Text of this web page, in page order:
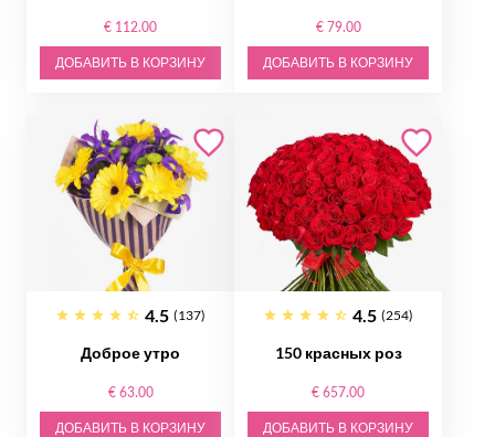
€ 112.00
ДОБАВИТЬ В КОРЗИНУ
€ 79.00
ДОБАВИТЬ В КОРЗИНУ
4.5 (137)
Доброе утро
€ 63.00
ДОБАВИТЬ В КОРЗИНУ
4.5 (254)
150 красных роз
€ 657.00
ДОБАВИТЬ В КОРЗИНУ